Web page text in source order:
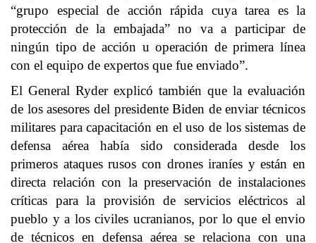
“grupo especial de acción rápida cuya tarea es la
protección de la embajada” no va a participar de
ningún tipo de acción u operación de primera línea
con el equipo de expertos que fue enviado”.
El General Ryder explicó también que la evaluación
de los asesores del presidente Biden de enviar técnicos
militares para capacitación en el uso de los sistemas de
defensa aérea había sido considerada desde los
primeros ataques rusos con drones iraníes y están en
directa relación con la preservación de instalaciones
críticas para la provisión de servicios eléctricos al
pueblo y a los civiles ucranianos, por lo que el envio
de técnicos en defensa aérea se relaciona con una